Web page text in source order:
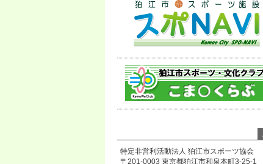
特定非営利活動法人 狛江市スポーツ協会
〒201-0003 東京都狛江市和泉本町3-25-1